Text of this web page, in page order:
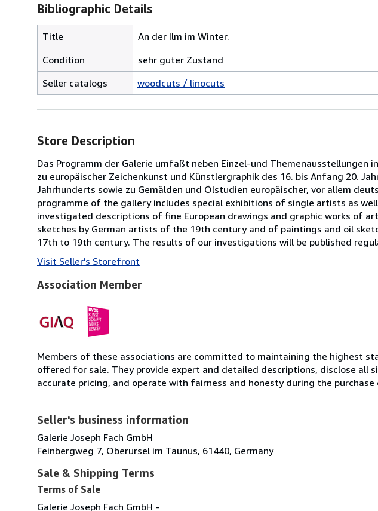
Bibliographic Details
Title
An der Ilm im Winter.
Condition
sehr guter Zustand
Seller catalogs
woodcuts / linocuts
Store Description
Das Programm der Galerie umfaßt neben Einzel-und
zu europäischer Zeichenkunst und Künstlergraphik des 16. bis Anfang 20.
Jahrhunderts sowie zu Gemälden und Ölstudien europäischer, vor allem
programme of the gallery includes special exhibitions of single artists as
investigated descriptions of fine European drawings and graphic works of
sketches by German artists of the 19th century and of paintings and oil
17th to 19th century. The results of our investigations will be published
Visit Seller's Storefront
Association Member
Members of these associations are committed to maintaining the highest
offered for sale. They provide expert and detailed descriptions, disclose
accurate pricing, and operate with fairness and honesty during the purchase
Seller's business information
Galerie Joseph Fach GmbH
Feinbergweg 7, Oberursel im Taunus, 61440, Germany
Sale & Shipping Terms
Terms of Sale
Galerie Joseph Fach GmbH -